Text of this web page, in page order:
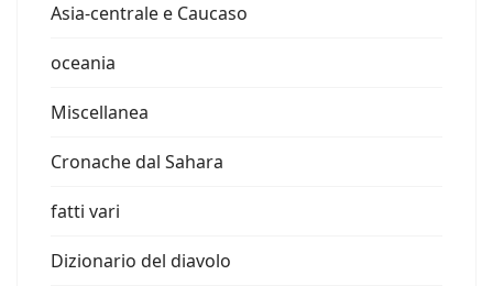
Asia-centrale e Caucaso
oceania
Miscellanea
Cronache dal Sahara
fatti vari
Dizionario del diavolo